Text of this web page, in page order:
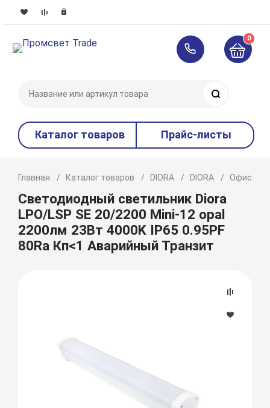
0
Каталог товаров Прайс-листы
Главная Каталог товаров DIORA DIORA Офисное
Светодиодный светильник Diora
LPO/LSP SE 20/2200 Mini-12 opal
2200лм 23Вт 4000K IP65 0.95PF
80Ra Кп<1 Аварийный Транзит